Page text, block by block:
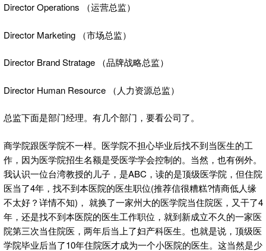
Director Operations （运营总监）
Director Marketing （市场总监）
Director Brand Stratage （品牌战略总监）
Director Human Resource （人力资源总监）
总监下面是部门经理。有几个部门，要看公司了。
商学院跟医学院不一样。医学院不担心毕业后找不到当医生的工
作，因为医学院招生名额是受医学学会控制的。当然，也有例外。
我认识一位台湾教授的儿子，是ABC，读的是顶级医学院，但住院
医当了4年，找不到本医院的医生职位(推荐信很糟糕?情商低人缘
不太好？详情不知)， 就换了一家州大的医学院当住院医，又干了4
年，还是找不到本医院的医生工作职位，就到新成立不久的一家医
院第三次当住院医，两年后当上了妇产科医生。也就是说，顶级医
学院毕业后当了10年住院医才成为一个小医院的医生。这当然是少